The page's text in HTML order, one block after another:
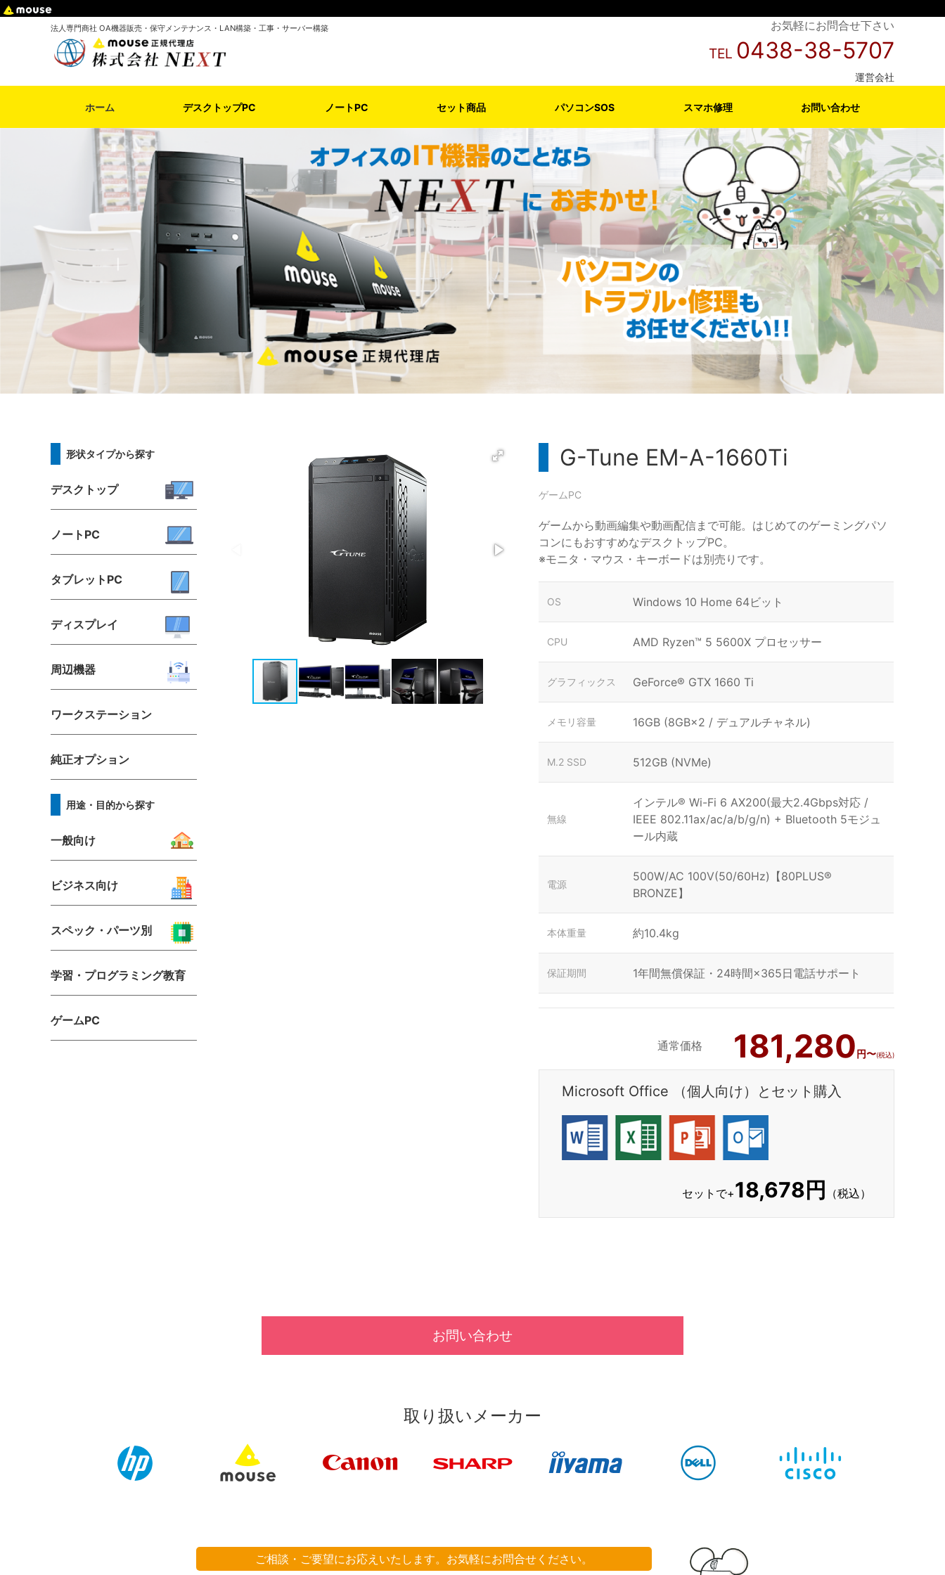
法人専門商社 OA機器販売・保守メンテナンス・LAN構築・工事・サーバー構築 お気軽にお問合せ下さい
TEL 0438-38-5707
運営会社
ホーム デスクトップPC ノートPC セット商品 パソコンSOS スマホ修理 お問い合わせ
形状タイプから探す
デスクトップ
ノートPC
タブレットPC
ディスプレイ
周辺機器
ワークステーション
純正オプション
用途・目的から探す
一般向け
ビジネス向け
スペック・パーツ別
学習・プログラミング教育
ゲームPC
G-Tune EM-A-1660Ti
ゲームPC
ゲームから動画編集や動画配信まで可能。はじめてのゲーミングパソ
コンにもおすすめなデスクトップPC。
※モニタ・マウス・キーボードは別売りです。
OS Windows 10 Home 64ビット
CPU AMD Ryzen™ 5 5600X プロセッサー
グラフィックス GeForce® GTX 1660 Ti
メモリ容量 16GB (8GB×2 / デュアルチャネル)
M.2 SSD 512GB (NVMe)
無線
インテル® Wi-Fi 6 AX200(最大2.4Gbps対応 /
IEEE 802.11ax/ac/a/b/g/n) + Bluetooth 5モジュ
ール内蔵
電源
500W/AC 100V(50/60Hz)【80PLUS®
BRONZE】
本体重量 約10.4kg
保証期間 1年間無償保証・24時間×365日電話サポート
通常価格 181,280円〜(税込)
Microsoft Office （個人向け）とセット購入
セットで+18,678円 （税込）
お問い合わせ
取り扱いメーカー
ご相談・ご要望にお応えいたします。 お気軽にお問合せください。